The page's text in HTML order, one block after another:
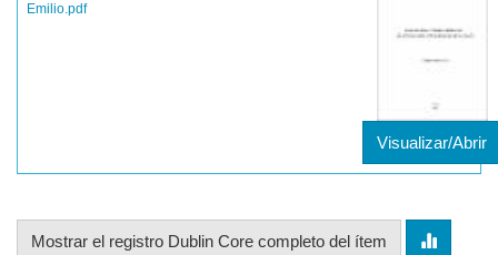
Emilio.pdf
Visualizar/Abrir
Mostrar el registro Dublin Core completo del ítem